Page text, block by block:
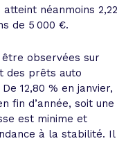
néanmoins 2,22
de 5 000 €.
être observées sur
des prêts auto
12,80 % en janvier,
fin d’année, soit une
est minime et
à la stabilité. Il